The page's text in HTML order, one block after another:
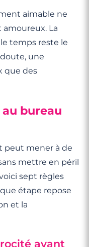
aimable ne
La
temps reste le
une
que des
bureau
peut mener à de
mettre en péril
sept règles
étape repose
et la
avant